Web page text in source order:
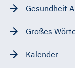
Gesundheit
Großes
Kalender